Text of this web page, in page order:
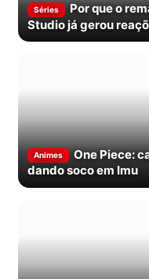
Séries
Por que o
Studio já gerou
estrear
Animes
One Piece:
dando soco em Imu